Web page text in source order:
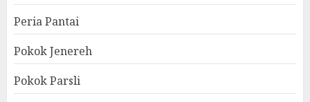
Peria Pantai
Pokok Jenereh
Pokok Parsli